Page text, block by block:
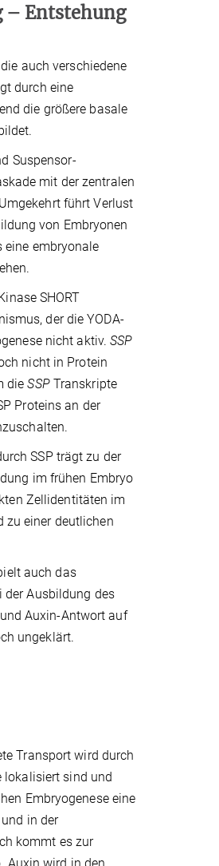
– Entstehung
auch verschiedene
durch eine
die größere basale
Suspensor-
mit der zentralen
führt Verlust
von Embryonen
eine embryonale
SHORT
der die YODA-
nicht aktiv.SSP
nicht in Protein
dieSSPTranskripte
Proteins an der
SSP trägt zu der
im frühen Embryo
Zellidentitäten im
zu einer deutlichen
auch das
der Ausbildung des
Auxin-Antwort auf
ungeklärt.
Transport wird durch
lokalisiert sind und
Embryogenese eine
in der
kommt es zur